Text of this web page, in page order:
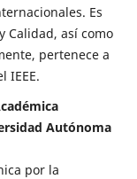
Es
Calidad, así como
pertenece a
IEEE.
Autónoma
por la